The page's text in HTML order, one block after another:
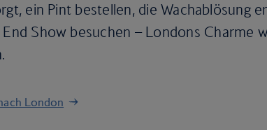
ein Pint bestellen, die Wachablösung
Show besuchen – Londons Charme
London